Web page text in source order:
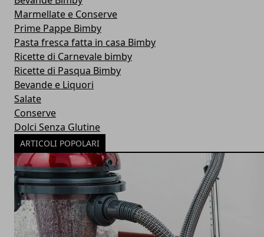
Marmellate e Conserve
Prime Pappe Bimby
Pasta fresca fatta in casa Bimby
Ricette di Carnevale bimby
Ricette di Pasqua Bimby
Bevande e Liquori
Salate
Conserve
Dolci Senza Glutine
ARTICOLI POPOLARI